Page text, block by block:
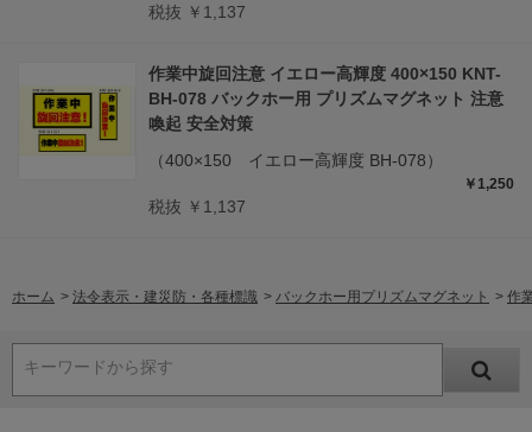
税抜 ￥1,137
作業中旋回注意 イエロー高輝度 400×150 KNT-
BH-078 バックホー用 プリズムマグネット 注意
喚起 安全対策
（400×150 イエロー高輝度 BH-078）
￥1,250
税抜 ￥1,137
ホーム > 法令表示・建災防・各種標識 > バックホー用プリズムマグネット > 作
キーワードから探す